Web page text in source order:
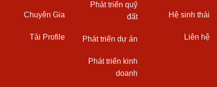
Chuyên Gia
Tải Profile
Phát triển quỹ
đất
Phát triển dự án
Phát triển kinh
doanh
Hệ sinh thái
Liên hệ